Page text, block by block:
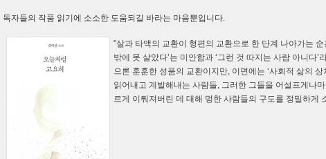
독자들의 작품 읽기에 소소한 도움되길 바라는 마음뿐입니다.
"살과 타액의 교환이 형편의 교환으로 한 단계 나아가는
밖에 못 살았다’는 미안함과 ‘그런 것 따지는 사람 아니다
으론 훈훈한 성품의 교환이지만, 이면에는 ‘사회적 삶의
읽어내고 계발해내는 사람들, 그러한 그들을 어설프게나
르게 이뤄져버린 데 대해 멍한 사람들의 구도를 정밀하게